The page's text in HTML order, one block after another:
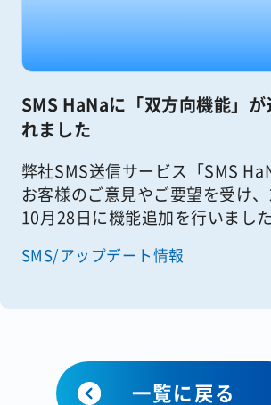
SMS HaNaに「双方向機能」が
れました
弊社SMS送信サービス「SMS
お客様のご意見やご要望を受け
10月28日に機能追加を行いまし
ご紹介いたします。 ※画面は開発
SMS/アップデート情報
一覧に戻る